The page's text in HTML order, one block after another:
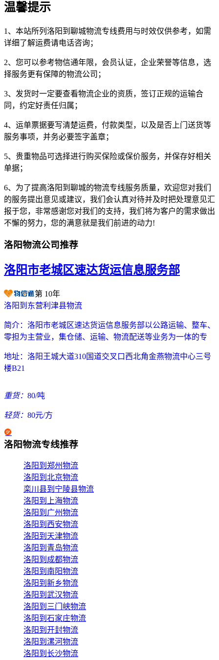
温馨提示
1、本站所列洛阳到聊城物流专线费用与时效仅供参考，如需
详细了解运费请电话咨询；
2、您可以参考物信通年限，会员认证，企业荣誉等信息，选
择服务更有保障的物流公司；
3、发货时一定要查看物流企业的资质，签订正规的运输合
同，约定好责任归属；
4、运单票据要写清楚运费，付款类型，以及是否上门送货等
服务事项，并务必要签字盖章；
5、贵重物品可选择进行购买保险或保价服务，并保存好相关
单据；
6、为了提高洛阳到聊城的物流专线服务质量，欢迎您对我们
的服务提出意见或建议，我们会认真对待并及时把处理意见汇
报于您，非常感谢您对我们的支持，我们将为客户的需求做出
不懈的努力，您的满意就是我们前进的动力!
洛阳物流公司推荐
洛阳市老城区速达货运信息服务部
第 10年
洛阳到东营利津县物流
简介： 洛阳市老城区速达货运信息服务部以公路运输、整车、
零担为主营业，集仓储、运输、物流配送等业务为一体的专
地址： 洛阳王城大道310国道交叉口西北角金燕物流中心三号
楼B21
重货： 80/吨
轻货： 80元/方
洛阳物流专线推荐
洛阳到郑州物流
洛阳到北京物流
栾川县到宁陵县物流
洛阳到上海物流
洛阳到广州物流
洛阳到西安物流
洛阳到天津物流
洛阳到青岛物流
洛阳到成都物流
洛阳到南阳物流
洛阳到新乡物流
洛阳到武汉物流
洛阳到三门峡物流
洛阳到石家庄物流
洛阳到开封物流
洛阳到漯河物流
洛阳到长沙物流